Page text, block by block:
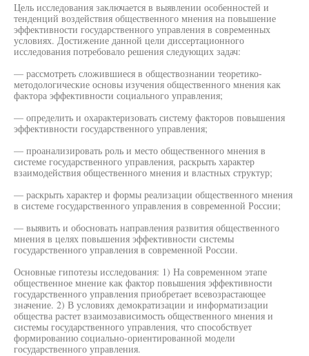
Цель исследования заключается в выявлении особенностей и
тенденций воздействия общественного мнения на повышение
эффективности государственного управления в современных
условиях. Достижение данной цели диссертационного
исследования потребовало решения следующих задач:
— рассмотреть сложившиеся в обществознании теоретико-
методологические основы изучения общественного мнения как
фактора эффективности социального управления;
— определить и охарактеризовать систему факторов повышения
эффективности государственного управления;
— проанализировать роль и место общественного мнения в
системе государственного управления, раскрыть характер
взаимодействия общественного мнения и властных структур;
— раскрыть характер и формы реализации общественного мнения
в системе государственного управления в современной России;
— выявить и обосновать направления развития общественного
мнения в целях повышения эффективности системы
государственного управления в современной России.
Основные гипотезы исследования: 1) На современном этапе
общественное мнение как фактор повышения эффективности
государственного управления приобретает всевозрастающее
значение. 2) В условиях демократизации и информатизации
общества растет взаимозависимость общественного мнения и
системы государственного управления, что способствует
формированию социально-ориентированной модели
государственного управления.